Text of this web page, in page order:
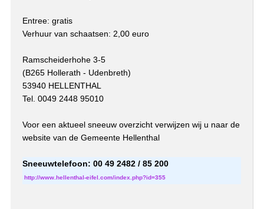
Entree: gratis
Verhuur van schaatsen: 2,00 euro
Ramscheiderhohe 3-5
(B265 Hollerath - Udenbreth)
53940 HELLENTHAL
Tel. 0049 2448 95010
Voor een aktueel sneeuw overzicht verwijzen wij u naar de
website van de Gemeente Hellenthal
Sneeuwtelefoon: 00 49 2482 / 85 200
http://www.hellenthal-eifel.com/index.php?id=355